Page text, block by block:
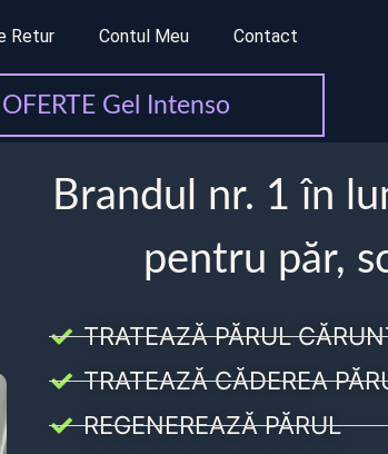
Retur Contul Meu Contact
OFERTE Gel Intenso
Brandul nr. 1 în
pentru păr,
TRATEAZĂ PĂRUL
TRATEAZĂ CĂDEREA
REGENEREAZĂ PĂRUL